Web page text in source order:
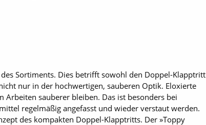
Sortiments. Dies betrifft sowohl den Doppel-Klapptritt
nur in der hochwertigen, sauberen Optik. Eloxierte
Arbeiten sauberer bleiben. Das ist besonders bei
regelmäßig angefasst und wieder verstaut werden.
des kompakten Doppel-Klapptritts. Der »Toppy